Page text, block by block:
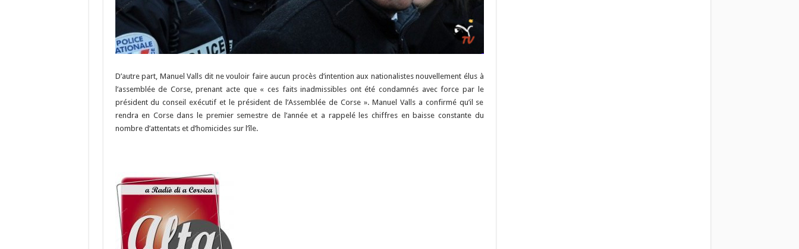
D’autre part, Manuel Valls dit ne vouloir faire aucun procès d’intention aux nationalistes nouvellement élus à
l’assemblée de Corse, prenant acte que « ces faits inadmissibles ont été condamnés avec force par le
président du conseil exécutif et le président de l’Assemblée de Corse ». Manuel Valls a confirmé qu’il se
rendra en Corse dans le premier semestre de l’année et a rappelé les chiffres en baisse constante du
nombre d’attentats et d’homicides sur l’île.